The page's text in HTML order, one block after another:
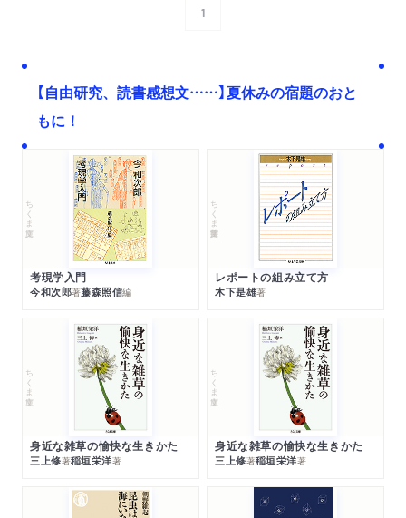
1
【自由研究、読書感想文……】夏休みの宿題のおと
もに！
ちくま文庫
考現学入門
今和次郎著藤森照信編
ちくま学芸文庫
レポートの組み立て方
木下是雄著
ちくま文庫
身近な雑草の愉快な生きかた
三上修著稲垣栄洋著
ちくま文庫
身近な雑草の愉快な生きかた
三上修著稲垣栄洋著